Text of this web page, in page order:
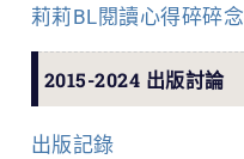
莉莉BL閱讀心得碎碎念
2015-2024 出版討論
出版記錄